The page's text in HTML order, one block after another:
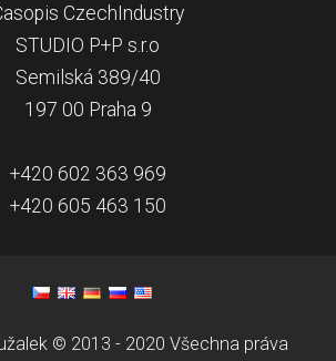
CzechIndustry
STUDIO P+P s.r.o
Semilská 389/40
197 00 Praha 9
+420 602 363 969
+420 605 463 150
© 2013 - 2020 Všechna práva